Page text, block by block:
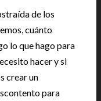
de los
cuánto
lo que hago para
hacer y si
crear un
para